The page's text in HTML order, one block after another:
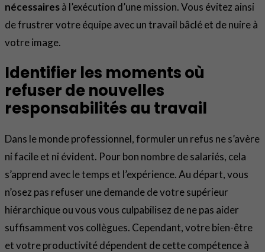
nécessairesà l’exécution d’une mission. Vous évitez ainsi
de frustrer votre équipe avec un travail bâclé et de nuire à
votre image.
Identifier les moments où
refuser de nouvelles
responsabilités au travail
Dans le monde professionnel, formuler un refus ne s’avère
ni facile et ni évident. Pour bon nombre de salariés, cela
s’apprend avec le temps et l’expérience. Au départ, vous
n’osez pas refuser une demande de votre supérieur
hiérarchique ou vous vous culpabilisez de ne pas aider
suffisamment vos collègues. Cependant, votre bien-être
et votre productivité dépendent de cette compétence à